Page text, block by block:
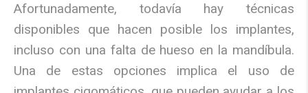
Afortunadamente, todavía hay técnicas
disponibles que hacen posible los implantes,
incluso con una falta de hueso en la mandíbula.
Una de estas opciones implica el uso de